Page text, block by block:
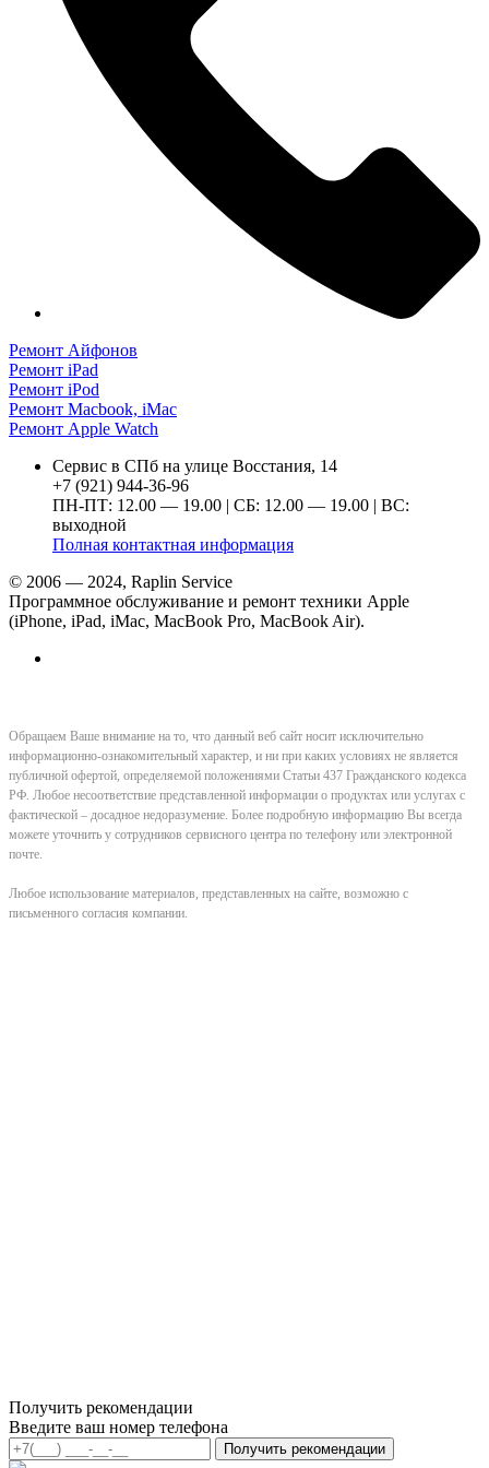
Ремонт Айфонов
Ремонт iPad
Ремонт iPod
Ремонт Macbook, iMac
Ремонт Apple Watch
Сервис в СПб на улице Восстания, 14
+7 (921) 944-36-96
ПН-ПТ: 12.00 — 19.00 | СБ: 12.00 — 19.00 | ВС:
выходной
Полная контактная информация
© 2006 — 2024, Raplin Service
Программное обслуживание и ремонт техники Apple
(iPhone, iPad, iMac, MacBook Pro, MacBook Air).
Обращаем Ваше внимание на то, что данный веб сайт носит исключительно
информационно-ознакомительный характер, и ни при каких условиях не является
публичной офертой, определяемой положениями Статьи 437 Гражданского кодекса
РФ. Любое несоответствие представленной информации о продуктах или услугах с
фактической – досадное недоразумение. Более подробную информацию Вы всегда
можете уточнить у сотрудников сервисного центра по телефону или электронной
почте.
Любое использование материалов, представленных на сайте, возможно с
письменного согласия компании.
Получить рекомендации
Введите ваш номер телефона
Получить рекомендации